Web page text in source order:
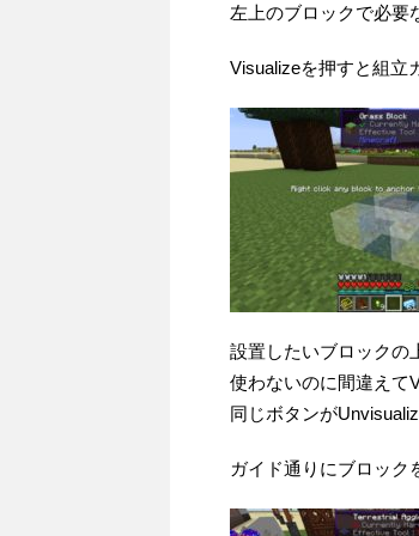
左上のブロックで必要
Visualizeを押すと組立
設置したいブロックの
使わないのに間違えて
同じボタンが
ガイド通りにブロック